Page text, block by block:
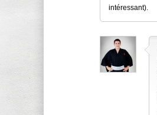
intéressant).